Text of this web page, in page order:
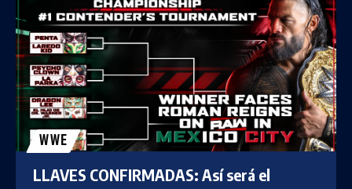
WWE
LLAVES CONFIRMADAS: Así será el